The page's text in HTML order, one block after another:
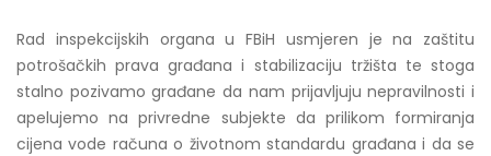
Rad inspekcijskih organa u FBiH usmjeren je na zaštitu
potrošačkih prava građana i stabilizaciju tržišta te stoga
stalno pozivamo građane da nam prijavljuju nepravilnosti i
apelujemo na privredne subjekte da prilikom formiranja
cijena vode računa o životnom standardu građana i da se